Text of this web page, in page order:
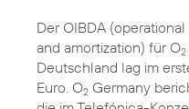
Der OIBDA
and amortization) für O2
Deutschland lag im
Euro. O2 Germany